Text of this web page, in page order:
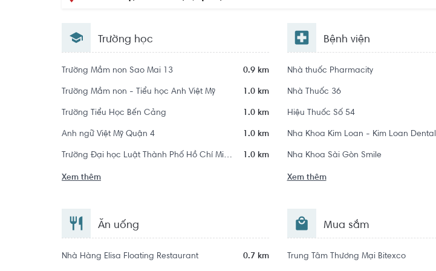
Trường học
Trường Mầm non Sao Mai 13 0.9 km
Trường Mầm non - Tiểu học Anh Việt Mỹ 1.0 km
Trường Tiểu Học Bến Cảng 1.0 km
Anh ngữ Việt Mỹ Quận 4 1.0 km
Trường Đại học Luật Thành Phố Hồ Chí Minh 1.0 km
Xem thêm
Bệnh viện
Nhà thuốc Pharmacity
Nhà Thuốc 36
Hiệu Thuốc Số 54
Nha Khoa Kim Loan - Kim Loan Dental
Nha Khoa Sài Gòn Smile
Xem thêm
Ăn uống
Nhà Hàng Elisa Floating Restaurant 0.7 km
Mua sắm
Trung Tâm Thương Mại Bitexco